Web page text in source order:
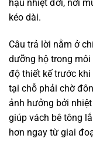
hậu nhiệt đới, nơi
kéo dài.
Câu trả lời nằm ở
dưỡng hộ trong
độ thiết kế trước
tại chỗ phải chờ
ảnh hưởng bởi
giúp vách bê tông
hơn ngay từ giai